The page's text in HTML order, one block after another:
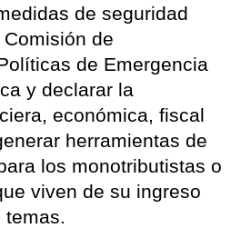
de seguridad
de
de Emergencia
y declarar la
económica, fiscal
herramientas de
los monotributistas o
viven de su ingreso
temas.